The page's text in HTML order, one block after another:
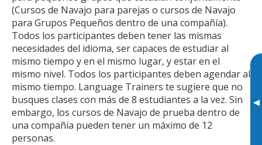
▸
(Cursos de Navajo para parejas o cursos de Navajo
para Grupos Pequeños dentro de una compañía).
Todos los participantes deben tener las mismas
necesidades del idioma, ser capaces de estudiar al
mismo tiempo y en el mismo lugar, y estar en el
mismo nivel. Todos los participantes deben agendar al
mismo tiempo. Language Trainers te sugiere que no
busques clases con más de 8 estudiantes a la vez. Sin
embargo, los cursos de Navajo de prueba dentro de
una compañía pueden tener un máximo de 12
personas.